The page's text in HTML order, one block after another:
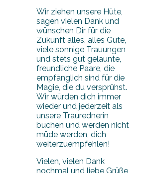
Wir ziehen unsere Hüte,
sagen vielen Dank und
wünschen Dir für die
Zukunft alles, alles Gute,
viele sonnige Trauungen
und stets gut gelaunte,
freundliche Paare, die
empfänglich sind für die
Magie, die du versprühst.
Wir würden dich immer
wieder und jederzeit als
unsere Traurednerin
buchen und werden nicht
müde werden, dich
weiterzuempfehlen!
Vielen, vielen Dank
nochmal und liebe Grüße